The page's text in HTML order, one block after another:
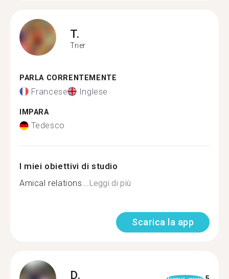
T.
Trier
PARLA CORRENTEMENTE
Francese Inglese
IMPARA
Tedesco
I miei obiettivi di studio
Amical relations...Leggi di più
Scarica la app
D.